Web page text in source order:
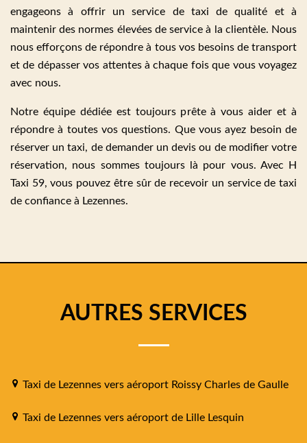
engageons à offrir un service de taxi de qualité et à
maintenir des normes élevées de service à la clientèle. Nous
nous efforçons de répondre à tous vos besoins de transport
et de dépasser vos attentes à chaque fois que vous voyagez
avec nous.
Notre équipe dédiée est toujours prête à vous aider et à
répondre à toutes vos questions. Que vous ayez besoin de
réserver un taxi, de demander un devis ou de modifier votre
réservation, nous sommes toujours là pour vous. Avec H
Taxi 59, vous pouvez être sûr de recevoir un service de taxi
de confiance à Lezennes.
AUTRES SERVICES
Taxi de Lezennes vers aéroport Roissy Charles de Gaulle
Taxi de Lezennes vers aéroport de Lille Lesquin